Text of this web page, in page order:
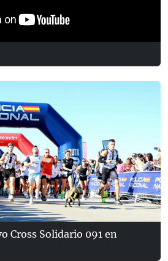
Cross Solidario 091 en